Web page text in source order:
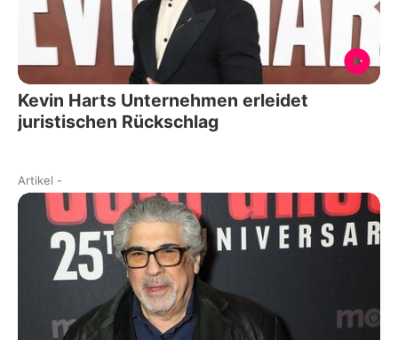
Kevin Harts Unternehmen erleidet
juristischen Rückschlag
Artikel -